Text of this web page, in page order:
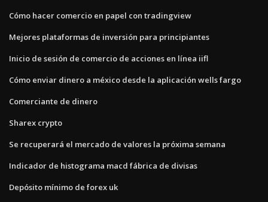
Cómo hacer comercio en papel con tradingview
Mejores plataformas de inversión para principiantes
Inicio de sesión de comercio de acciones en línea iifl
Cómo enviar dinero a méxico desde la aplicación wells fargo
Comerciante de dinero
Sharex crypto
Se recuperará el mercado de valores la próxima semana
Indicador de histograma macd fábrica de divisas
Depósito mínimo de forex uk